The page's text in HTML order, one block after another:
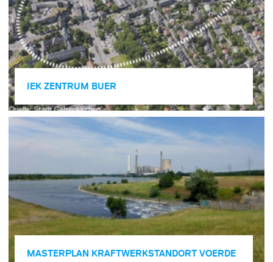
IEK ZENTRUM BUER
MASTER­PLAN KRAFTWERK­STANDORT VOERDE